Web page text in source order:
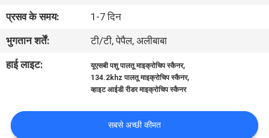
नियंत्रण
संपर्क
समाचार
प्रसव के समय:
1-7 दिन
भुगतान शर्तें:
टी/टी, पेपैल, अलीबाबा
हाई लाइट:
यूएसबी पशु पालतू माइक्रोचिप स्कैनर,
134.2khz पालतू माइक्रोचिप स्कैनर,
व्हाइट आईडी रीडर माइक्रोचिप स्कैनर
सबसे अच्छी कीमत